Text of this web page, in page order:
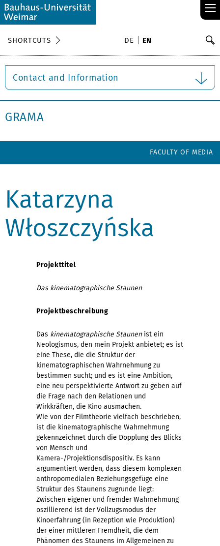
≡
SHORTCUTS DE EN
Contact and Information
GRAMA
FACULTY OF MEDIA
Katarzyna
Włoszczyńska
Projekttitel
Das kinematographische Staunen
Projektbeschreibung
Das kinematographische Staunenist ein
Neologismus, den mein Projekt anbietet; es ist
eine These, die die Struktur der
kinematographischen Wahrnehmung zu
bestimmen sucht; und es ist eine Ambition,
eine neu perspektivierte Antwort zu geben auf
die Frage nach den Relationen und
Wirkkräften, die Kino ausmachen.
Wie von der Filmtheorie vielfach beschrieben,
ist die kinematographische Wahrnehmung
gekennzeichnet durch die Dopplung des Blicks
von Mensch und
Kamera-/Projektionsdispositiv. Es kann
argumentiert werden, dass diesem komplexen
anthropomedialen Beziehungsgefüge eine
Struktur des Staunens zugrunde liegt:
Zwischen eigener und fremder Wahrnehmung
oszillierend ist der Vollzugsmodus der
Kinoerfahrung (in Rezeption wie Produktion)
der einer mittleren Fremdheit, die dem
Phänomen des Staunens im Allgemeinen zu